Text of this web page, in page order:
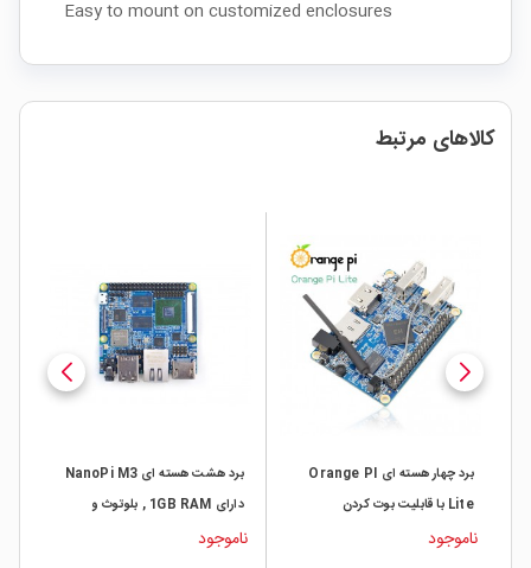
Easy to mount on customized enclosures
کالاهای مرتبط
برد چهار هسته ای Orange PI
Lite با قابلیت بوت کردن
ناموجود
برد هشت هسته ای NanoPi M3
دارای 1GB RAM , بلوتوث و
وایفای داخلی
ناموجود